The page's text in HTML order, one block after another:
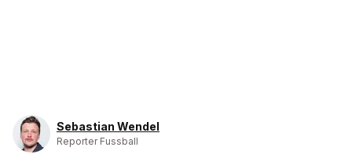
Sebastian Wendel
Reporter Fussball